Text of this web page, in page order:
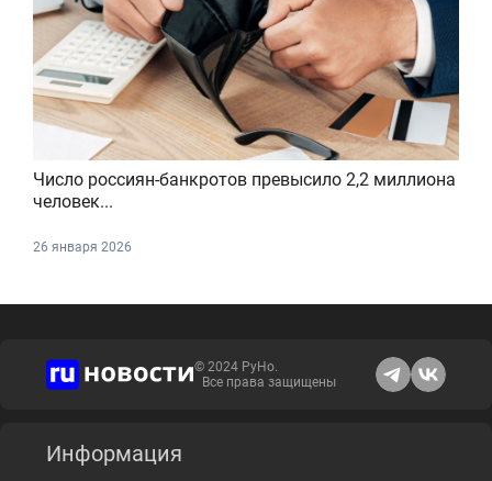
Число россиян-банкротов превысило 2,2 миллиона
человек...
26 января 2026
© 2024 РуНо.
Все права защищены
Информация